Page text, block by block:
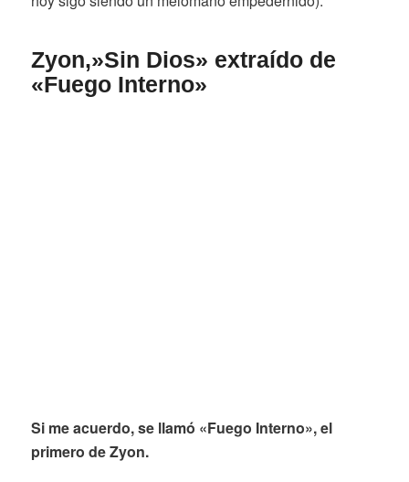
Zyon,»Sin Dios» extraído de
«Fuego Interno»
Si me acuerdo, se llamó «Fuego Interno», el
primero de Zyon.